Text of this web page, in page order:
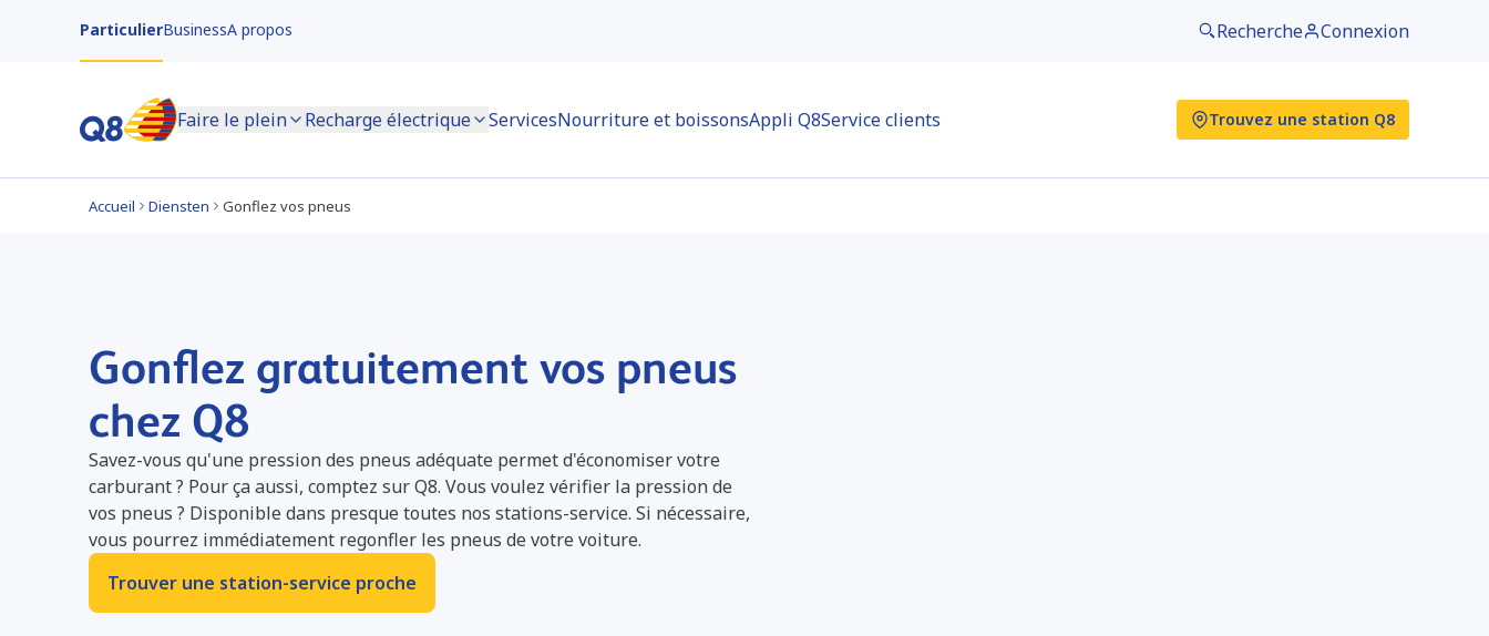
ParticulierBusinessA propos Recherche Connexion
Faire le plein Recharge électrique ServicesNourriture et boissonsAppli Q8Service clients Trouvez une station Q8
Accueil Diensten Gonflez vos pneus
Gonflez gratuitement vos pneus
chez Q8
Savez-vous qu'une pression des pneus adéquate permet d'économiser votre
carburant ? Pour ça aussi, comptez sur Q8. Vous voulez vérifier la pression de
vos pneus ? Disponible dans presque toutes nos stations-service. Si nécessaire,
vous pourrez immédiatement regonfler les pneus de votre voiture.
Trouver une station-service proche